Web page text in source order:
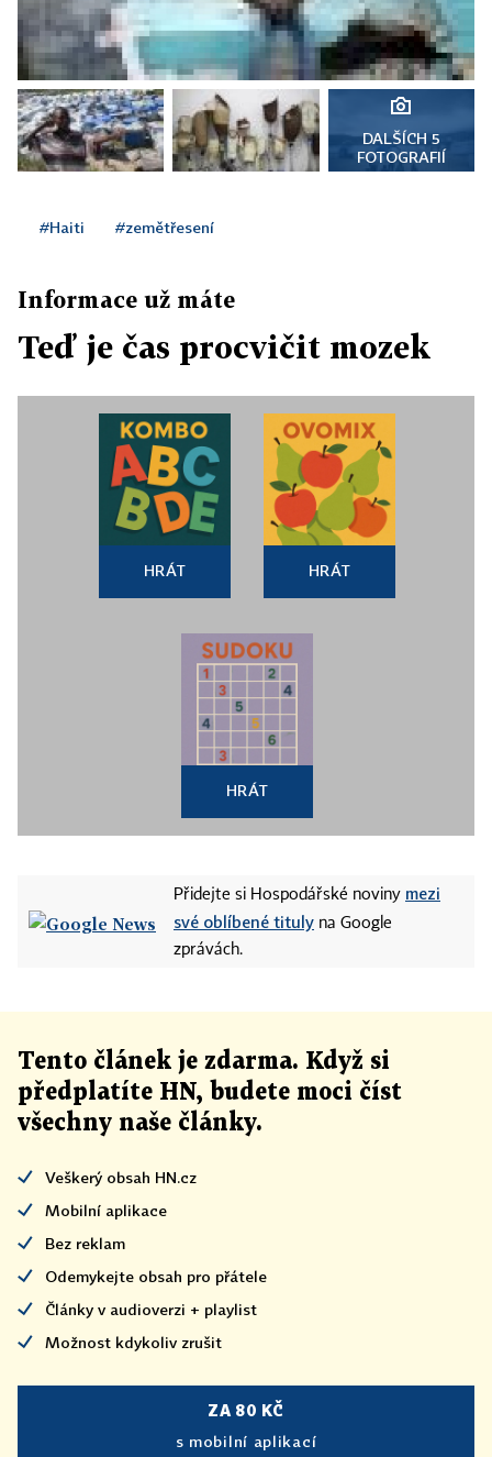
DALŠÍCH 5
FOTOGRAFIÍ
#Haiti #zemětřesení
Informace už máte
Teď je čas procvičit mozek
HRÁT HRÁT
HRÁT
Přidejte si Hospodářské noviny mezi
své oblíbené tituly na Google
zprávách.
Tento článek je zdarma. Když si
předplatíte HN, budete moci číst
všechny naše články.
Veškerý obsah HN.cz
Mobilní aplikace
Bez reklam
Odemykejte obsah pro přátele
Články v audioverzi + playlist
Možnost kdykoliv zrušit
ZA 80 KČ
s mobilní aplikací